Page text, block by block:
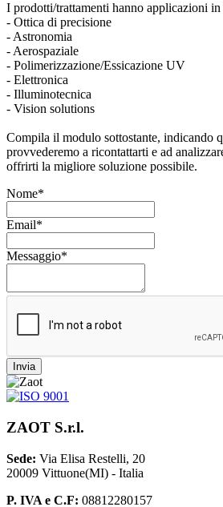
I prodotti/trattamenti hanno applicazioni
- Ottica di precisione
- Astronomia
- Aerospaziale
- Polimerizzazione/Essicazione UV
- Elettronica
- Illuminotecnica
- Vision solutions
Compila il modulo sottostante, indicando
provvederemo a ricontattarti e ad
offrirti la migliore soluzione possibile.
Nome*
Email*
Messaggio*
Invia
ZAOT S.r.l.
Sede: Via Elisa Restelli, 20
20009 Vittuone(MI) - Italia
P. IVA e C.F: 08812280157